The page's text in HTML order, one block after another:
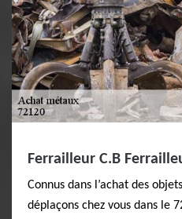
Ferrailleur C.B
Connus dans l’achat des
déplaçons chez vous dans le